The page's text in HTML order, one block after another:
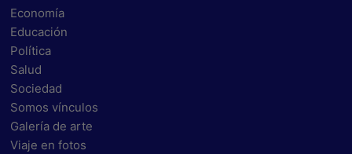
Economía
Educación
Política
Salud
Sociedad
Somos vínculos
Galería de arte
Viaje en fotos